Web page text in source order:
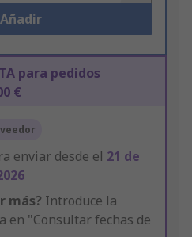
Añadir
para pedidos
€
enviar desde el 21 de
más? Introduce la
en "Consultar fechas de